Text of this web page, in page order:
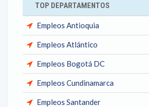
TOP DEPARTAMENTOS
Empleos Antioquia
Empleos Atlántico
Empleos Bogotá DC
Empleos Cundinamarca
Empleos Santander